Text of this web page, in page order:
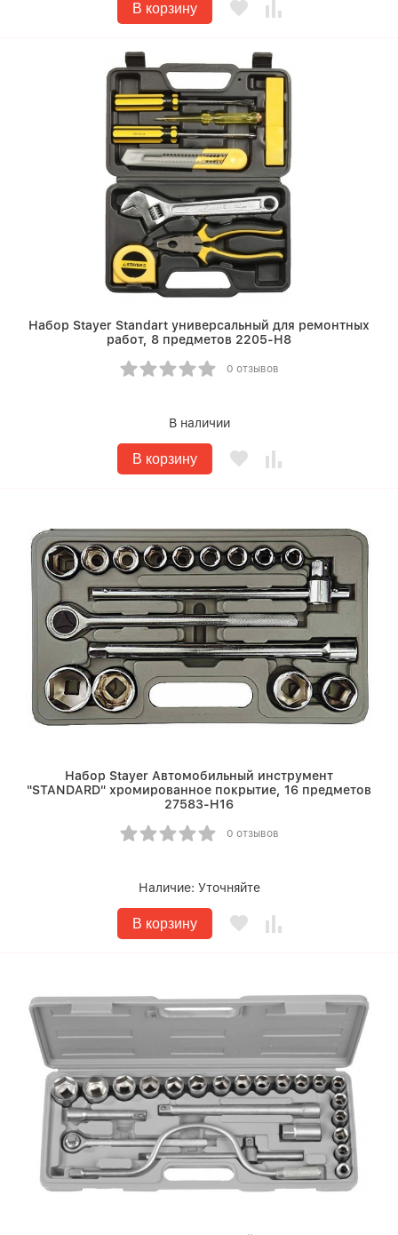
В корзину
Набор Stayer Standart универсальный для ремонтных
работ, 8 предметов 2205-H8
0 отзывов
В наличии
В корзину
Набор Stayer Автомобильный инструмент
"STANDARD" хромированное покрытие, 16 предметов
27583-H16
0 отзывов
Наличие: Уточняйте
В корзину